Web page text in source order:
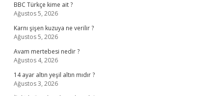
BBC Türkçe kime ait ?
Ağustos 5, 2026
Karnı şişen kuzuya ne verilir ?
Ağustos 5, 2026
Avam mertebesi nedir ?
Ağustos 4, 2026
14 ayar altın yeşil altın mıdır ?
Ağustos 3, 2026